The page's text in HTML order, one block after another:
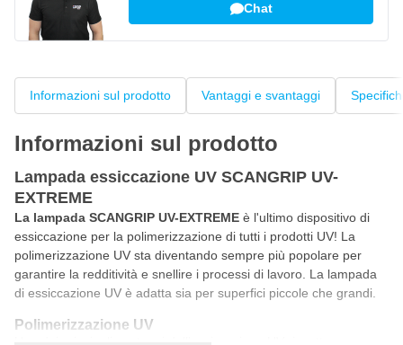
Chat
Informazioni sul prodotto Vantaggi e svantaggi
Informazioni sul prodotto
Lampada essiccazione UV SCANGRIP UV-
EXTREME
La lampada SCANGRIP UV-EXTREME è l'ultimo dispositivo di
essiccazione per la polimerizzazione di tutti i prodotti UV! La
polimerizzazione UV sta diventando sempre più popolare per
garantire la redditività e snellire i processi di lavoro. La lampada
di essiccazione UV è adatta sia per superfici piccole che grandi.
Polimerizzazione UV